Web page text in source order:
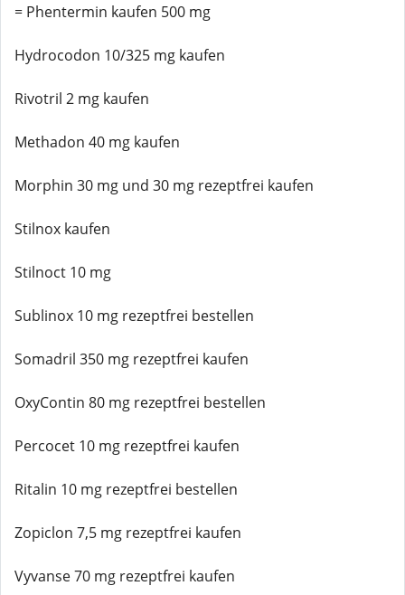
= Phentermin kaufen 500 mg
Hydrocodon 10/325 mg kaufen
Rivotril 2 mg kaufen
Methadon 40 mg kaufen
Morphin 30 mg und 30 mg rezeptfrei kaufen
Stilnox kaufen
Stilnoct 10 mg
Sublinox 10 mg rezeptfrei bestellen
Somadril 350 mg rezeptfrei kaufen
OxyContin 80 mg rezeptfrei bestellen
Percocet 10 mg rezeptfrei kaufen
Ritalin 10 mg rezeptfrei bestellen
Zopiclon 7,5 mg rezeptfrei kaufen
Vyvanse 70 mg rezeptfrei kaufen